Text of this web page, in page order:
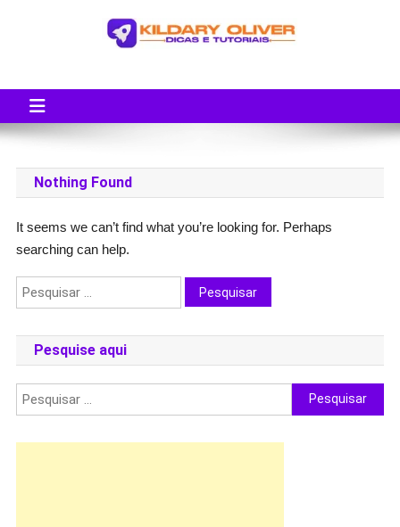
Nothing Found
It seems we can’t find what you’re looking for. Perhaps
searching can help.
Pesquisar
por:
Pesquise aqui
Pesquisar
por: